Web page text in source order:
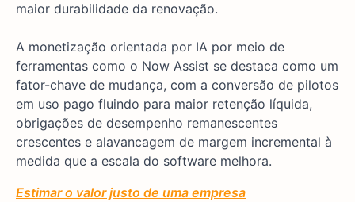
maior durabilidade da renovação.
A monetização orientada por IA por meio de
ferramentas como o Now Assist se destaca como um
fator-chave de mudança, com a conversão de pilotos
em uso pago fluindo para maior retenção líquida,
obrigações de desempenho remanescentes
crescentes e alavancagem de margem incremental à
medida que a escala do software melhora.
Estimar o valor justo de uma empresa